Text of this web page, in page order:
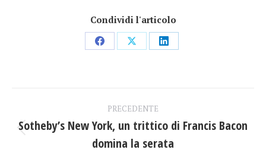
Condividi l'articolo
CondividiCondividiCondividi
tra
PRECEDENTE
Post
precedente:
Sotheby’s New York, un trittico di Francis Bacon
domina la serata